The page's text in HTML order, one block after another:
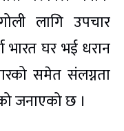
लागि उपचार
भारत घर भई धरान
समेत संलग्नता
जनाएको छ ।